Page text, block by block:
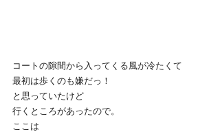
コートの隙間から入ってくる風が冷たくて
最初は歩くのも嫌だっ！
と思っていたけど
行くところがあったので。
ここは